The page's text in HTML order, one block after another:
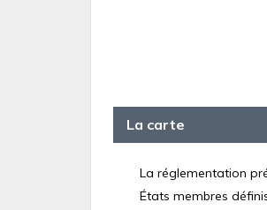
La carte
La réglementation
États membres